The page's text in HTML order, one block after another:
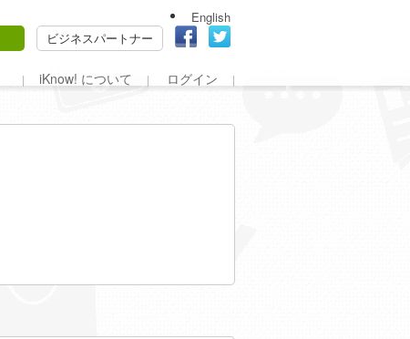
English
ビジネスパートナー
iKnow! について ログイン